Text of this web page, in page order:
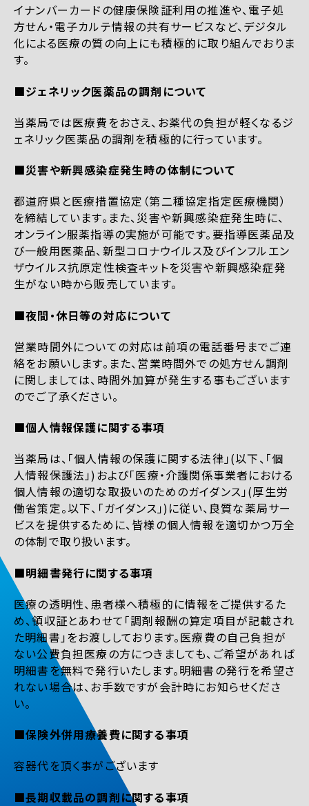
イナンバーカードの健康保険証利用の推進や、電子処
方せん・電子カルテ情報の共有サービスなど、デジタル
化による医療の質の向上にも積極的に取り組んでおりま
す。
■ジェネリック医薬品の調剤について
当薬局では医療費をおさえ、お薬代の負担が軽くなるジ
ェネリック医薬品の調剤を積極的に行っています。
■災害や新興感染症発生時の体制について
都道府県と医療措置協定（第二種協定指定医療機関）
を締結しています。また、災害や新興感染症発生時に、
オンライン服薬指導の実施が可能です。要指導医薬品及
び一般用医薬品、新型コロナウイルス及びインフルエン
ザウイルス抗原定性検査キットを災害や新興感染症発
生がない時から販売しています。
■夜間・休日等の対応について
営業時間外についての対応は前項の電話番号までご連
絡をお願いします。また、営業時間外での処方せん調剤
に関しましては、時間外加算が発生する事もございます
のでご了承ください。
■個人情報保護に関する事項
当薬局は、「個人情報の保護に関する法律」(以下、「個
人情報保護法」)および「医療・介護関係事業者における
個人情報の適切な取扱いのためのガイダンス」(厚生労
働省策定。以下、「ガイダンス」)に従い、良質な薬局サー
ビスを提供するために、皆様の個人情報を適切かつ万全
の体制で取り扱います。
■明細書発行に関する事項
医療の透明性、患者様へ積極的に情報をご提供するた
め、領収証とあわせて「調剤報酬の算定項目が記載され
た明細書」をお渡ししております。医療費の自己負担が
ない公費負担医療の方につきましても、ご希望があれば
明細書を無料で発行いたします。明細書の発行を希望さ
れない場合は、お手数ですが会計時にお知らせくださ
い。
■保険外併用療養費に関する事項
容器代を頂く事がございます
■長期収載品の調剤に関する事項